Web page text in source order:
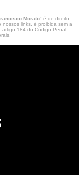
Morato" é de direito
nossos links, é proibida sem a
artigo 184 do Código Penal –
.